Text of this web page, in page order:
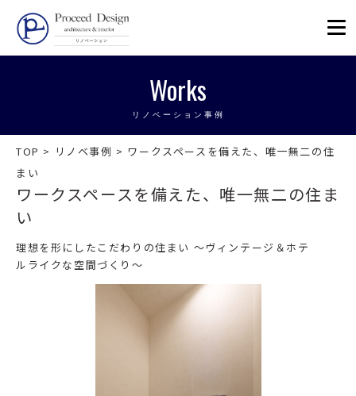
リノベーションを福岡で。
Works
リノベーション事例
ワークスペースを備えた、唯一無二の住ま
い
理想を形にしたこだわりの住まい ～ヴィンテージ＆ホテ
ルライクな空間づくり～
TOP > リノベ事例 > ワークスペースを備えた、唯一無二の住
まい